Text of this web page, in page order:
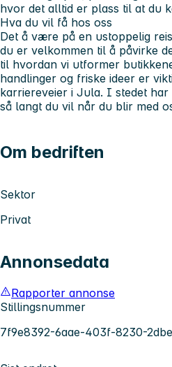
hvor det alltid er plass til at du
Hva du vil få hos oss
Det å være på en ustoppelig
du er velkommen til å påvirke
til hvordan vi utformer
handlinger og friske ideer er
karriereveier i Jula. I stedet
så langt du vil når du blir med
Om bedriften
Sektor
Privat
Annonsedata
Rapporter annonse
Stillingsnummer
7f9e8392-6aae-403f-8230-